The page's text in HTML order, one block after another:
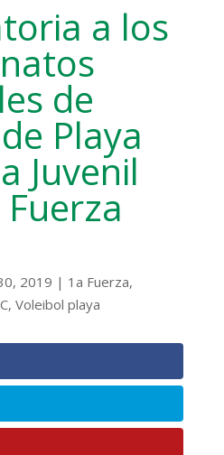
a los
de
Playa
Juvenil
Fuerza
2019 | 1a Fuerza,
, Voleibol playa